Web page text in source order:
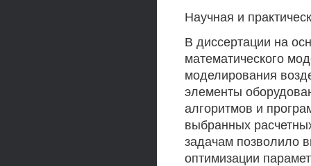
Научная и
В диссертации на
математического
моделирования
элементы
алгоритмов и
выбранных
задачам позволило
оптимизации